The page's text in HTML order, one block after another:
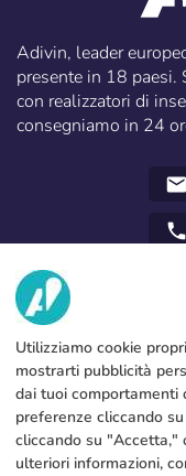
Adivin, leader
presente in 18
con realizzatori di
consegniamo in 24
email
call
NOI
Contatto
Blog
Metodi di pagamento
Produzione e
FAQs
NOTA LEGALE
Avviso legale
Termini e condizioni
Politica sull’uso dei
Utilizziamo cookie
mostrarti pubblicità
dai tuoi comportamenti
preferenze cliccando
cliccando su "Accetta,"
ulteriori informazioni,